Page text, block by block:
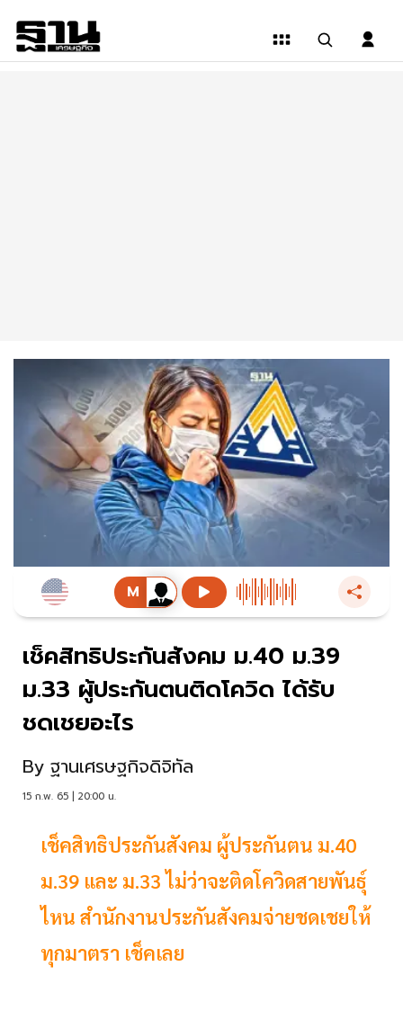
เช็คสิทธิประกันสังคม ม.40 ม.39
ม.33 ผู้ประกันตนติดโควิด ได้รับ
ชดเชยอะไร
By ฐานเศรษฐกิจดิจิทัล
15 ก.พ. 65 | 20:00 น.
เช็คสิทธิประกันสังคม ผู้ประกันตน ม.40
ม.39 และ ม.33 ไม่ว่าจะติดโควิดสายพันธุ์
ไหน สำนักงานประกันสังคมจ่ายชดเชยให้
ทุกมาตรา เช็คเลย